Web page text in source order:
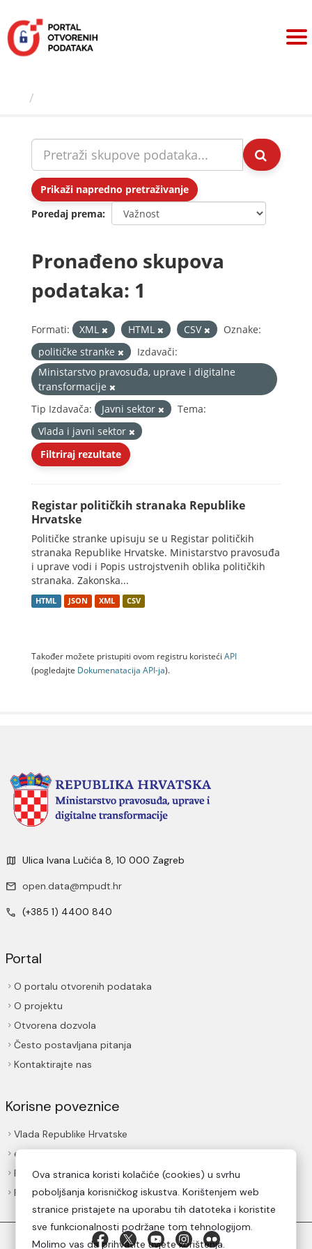
sadržaj
Prikaži napredno pretraživanje
Poredaj prema
Pronađeno skupova
podataka: 1
Formati: XML HTML CSV
Oznake:
političke stranke
Izdavači:
Ministarstvo pravosuđa, uprave i digitalne
transformacije
Tip Izdavača:
Javni sektor
Tema:
Vlada i javni sektor
Filtriraj rezultate
Registar političkih stranaka Republike
Hrvatske
Političke stranke upisuju se u Registar političkih
stranaka Republike Hrvatske. Ministarstvo pravosuđa
i uprave vodi i Popis ustrojstvenih oblika političkih
stranaka. Zakonska...
HTML JSON XML CSV
Također možete pristupiti ovom registru koristeći API
(pogledajte Dokumenаtаcijа API-jа).